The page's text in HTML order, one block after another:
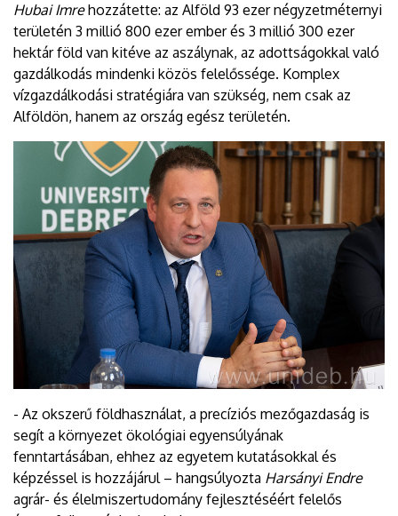
Hubai Imrehozzátette: az Alföld 93 ezer négyzetméternyi
területén 3 millió 800 ezer ember és 3 millió 300 ezer
hektár föld van kitéve az aszálynak, az adottságokkal való
gazdálkodás mindenki közös felelőssége. Komplex
vízgazdálkodási stratégiára van szükség, nem csak az
Alföldön, hanem az ország egész területén.
- Az okszerű földhasználat, a precíziós mezőgazdaság is
segít a környezet ökológiai egyensúlyának
fenntartásában, ehhez az egyetem kutatásokkal és
képzéssel is hozzájárul – hangsúlyozta Harsányi Endre
agrár- és élelmiszertudomány fejlesztéséért felelős